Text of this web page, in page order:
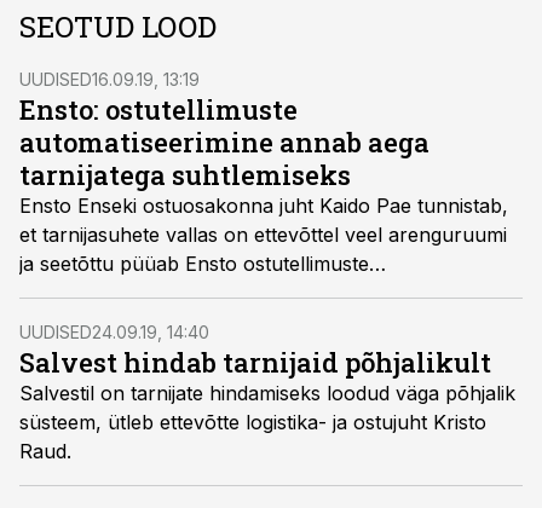
SEOTUD LOOD
UUDISED16.09.19, 13:19
Ensto: ostutellimuste
automatiseerimine annab aega
tarnijatega suhtlemiseks
Ensto Enseki ostuosakonna juht Kaido Pae tunnistab,
et tarnijasuhete vallas on ettevõttel veel arenguruumi
ja seetõttu püüab Ensto ostutellimuste
automatiseerimise abil vähendada inimeste tehnilise töö
koormust, mille tulemusel vabaneva aja saaks suunata
tarnijatega suhtlemisse.
UUDISED24.09.19, 14:40
Salvest hindab tarnijaid põhjalikult
Salvestil on tarnijate hindamiseks loodud väga põhjalik
süsteem, ütleb ettevõtte logistika- ja ostujuht Kristo
Raud.